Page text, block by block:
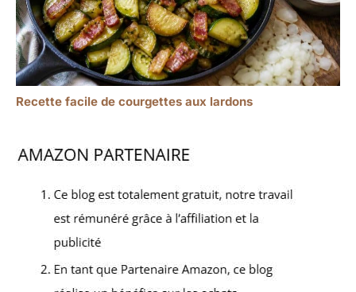
Recette facile de courgettes aux lardons